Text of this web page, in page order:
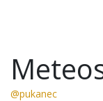
@pukanec